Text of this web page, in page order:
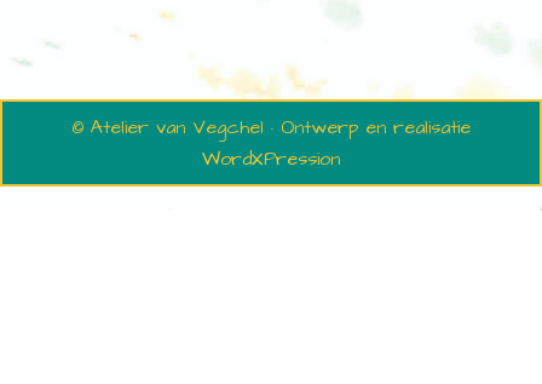
© Atelier van Vegchel · Ontwerp en realisatie
WordXPression